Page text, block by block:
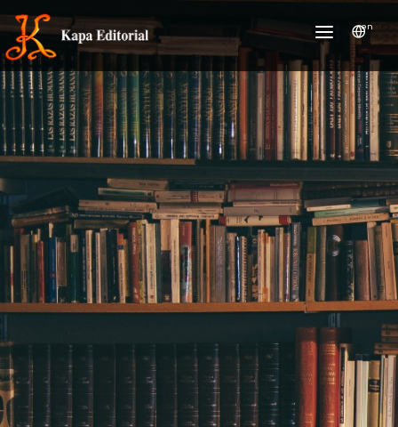
en
HOME
INSTITUTIONAL
NEWS/RELEASE
AWARDS
SOCIAL WORK
SERVICES
BOOKS ON-LINE
CONTACT